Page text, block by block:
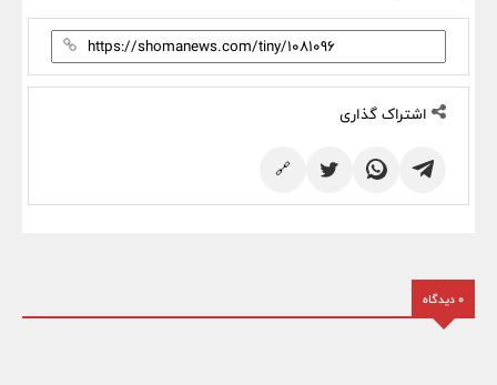
اشتراک گذاری
🔗
0 دیدگاه